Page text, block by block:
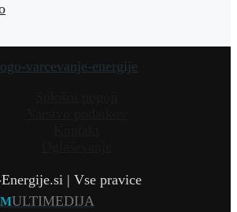
| Vse pravice
MULTIMEDIJA